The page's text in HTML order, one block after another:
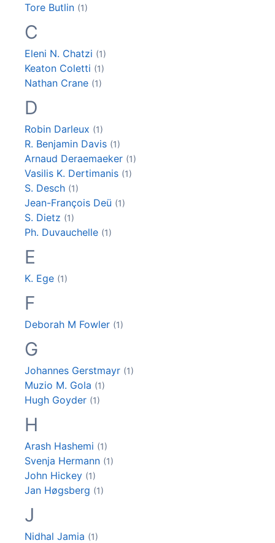
Tore Butlin (1)
C
Eleni N. Chatzi (1)
Keaton Coletti (1)
Nathan Crane (1)
D
Robin Darleux (1)
R. Benjamin Davis (1)
Arnaud Deraemaeker (1)
Vasilis K. Dertimanis (1)
S. Desch (1)
Jean-François Deü (1)
S. Dietz (1)
Ph. Duvauchelle (1)
E
K. Ege (1)
F
Deborah M Fowler (1)
G
Johannes Gerstmayr (1)
Muzio M. Gola (1)
Hugh Goyder (1)
H
Arash Hashemi (1)
Svenja Hermann (1)
John Hickey (1)
Jan Høgsberg (1)
J
Nidhal Jamia (1)